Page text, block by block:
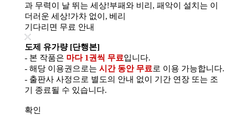
과 무력이 날 뛰는 세상!부패와 비리, 패악이 설치는 이
더러운 세상!가차 없이, 베리
기다리면 무료 안내
도제 유가량 [단행본]
- 본 작품은 마다 1권씩 무료입니다.
- 해당 이용권으로는 시간 동안 무료 로 이용 가능합니다.
- 출판사 사정으로 별도의 안내 없이 기간 연장 또는 조
기 종료될 수 있습니다.
확인